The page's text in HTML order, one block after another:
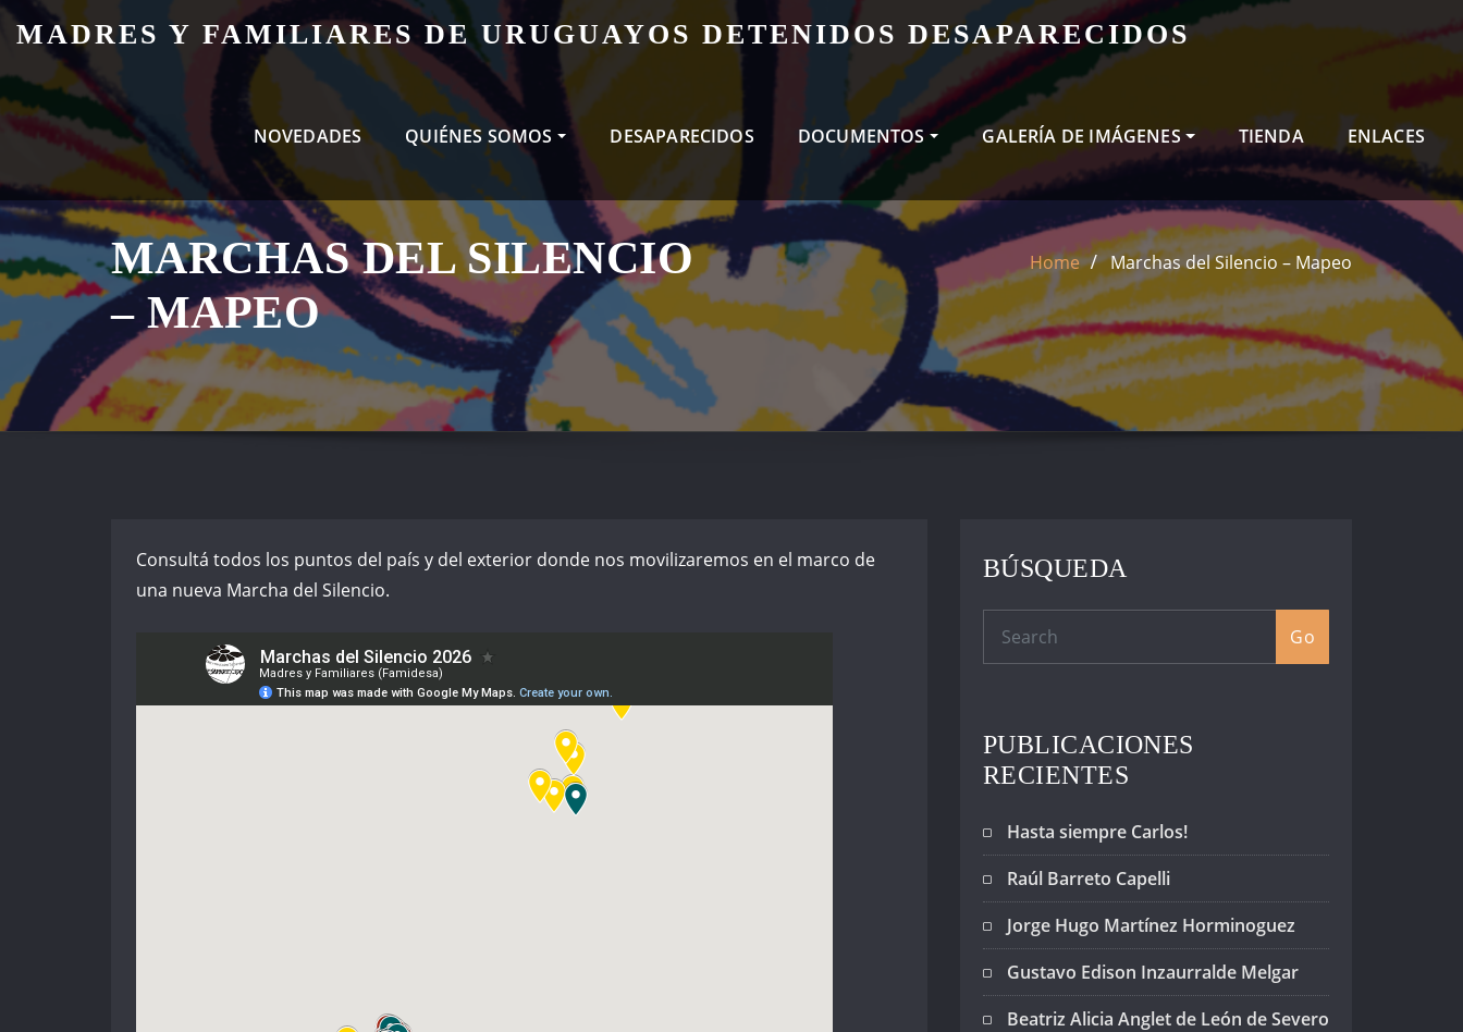
Skip
content
MADRES Y FAMILIARES DE URUGUAYOS DETENIDOS DESAPARECIDOS
NOVEDADES QUIÉNES SOMOS DESAPARECIDOS DOCUMENTOS GALERÍA DE IMÁGENES TIENDA ENLACES
MARCHAS DEL SILENCIO
– MAPEO
Home Marchas del Silencio – Mapeo
Consultá todos los puntos del país y del exterior donde nos movilizaremos en el marco de
una nueva Marcha del Silencio.
BÚSQUEDA
Go
PUBLICACIONES
RECIENTES
Hasta siempre Carlos!
Raúl Barreto Capelli
Jorge Hugo Martínez Horminoguez
Gustavo Edison Inzaurralde Melgar
Beatriz Alicia Anglet de León de Severo